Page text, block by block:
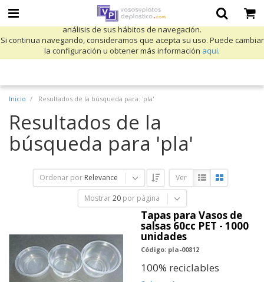
Utilizamos cookies propias y de terceros para mejorar nuestros servicios
y mostrarle publicidad relacionada con sus preferencias mediante el
análisis de sus hábitos de navegación.
Si continua navegando, consideramos que acepta su uso. Puede cambiar
la configuración u obtener más información aqui.
Inicio Resultados de la búsqueda para: 'pla'
Resultados de la
búsqueda para 'pla'
Ordenar por Relevance Ver
Mostrar 20 por página
Tapas para Vasos de
salsas 60cc PET - 1000
unidades
Código: pla-00812
100% reciclables